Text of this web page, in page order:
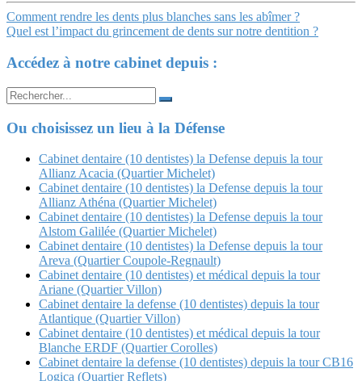
Navigation
Article
Comment rendre les dents plus blanches sans les abîmer ?
Quel est l’impact du grincement de dents sur notre dentition ?
Accédez à notre cabinet depuis :
Search
for:
Ou choisissez un lieu à la Défense
Cabinet dentaire (10 dentistes) la Defense depuis la tour
Allianz Acacia (Quartier Michelet)
Cabinet dentaire (10 dentistes) la Defense depuis la tour
Allianz Athéna (Quartier Michelet)
Cabinet dentaire (10 dentistes) la Defense depuis la tour
Alstom Galilée (Quartier Michelet)
Cabinet dentaire (10 dentistes) la Defense depuis la tour
Areva (Quartier Coupole-Regnault)
Cabinet dentaire (10 dentistes) et médical depuis la tour
Ariane (Quartier Villon)
Cabinet dentaire la defense (10 dentistes) depuis la tour
Atlantique (Quartier Villon)
Cabinet dentaire (10 dentistes) et médical depuis la tour
Blanche ERDF (Quartier Corolles)
Cabinet dentaire la defense (10 dentistes) depuis la tour CB16
Logica (Quartier Reflets)